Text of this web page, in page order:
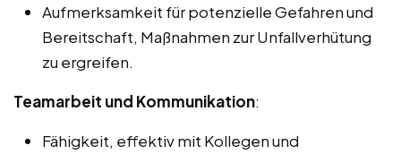
Aufmerksamkeit für potenzielle Gefahren und
Bereitschaft, Maßnahmen zur Unfallverhütung
zu ergreifen.
Teamarbeit und Kommunikation:
Fähigkeit, effektiv mit Kollegen und